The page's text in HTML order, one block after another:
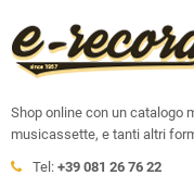
Shop online con un catalogo
musicassette, e tanti altri
Tel: +39 081 26 76 22